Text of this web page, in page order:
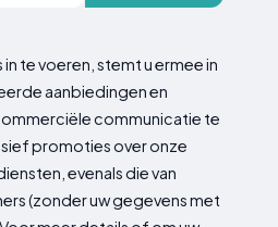
te voeren, stemt u ermee in
aanbiedingen en
communicatie te
promoties over onze
evenals die van
(zonder uw gegevens met